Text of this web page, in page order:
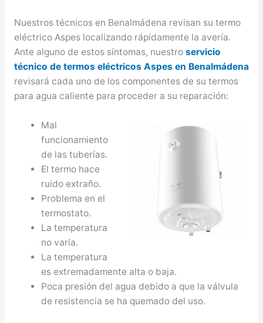
Nuestros técnicos en Benalmádena revisan su termo
eléctrico Aspes localizando rápidamente la avería.
Ante alguno de estos síntomas, nuestro servicio
técnico de termos eléctricos Aspes en Benalmádena
revisará cada uno de los componentes de su termos
para agua caliente para proceder a su reparación:
Mal
funcionamiento
de las tuberías.
El termo hace
ruido extraño.
Problema en el
termostato.
La temperatura
no varía.
La temperatura
es extremadamente alta o baja.
Poca presión del agua debido a que la válvula
de resistencia se ha quemado del uso.